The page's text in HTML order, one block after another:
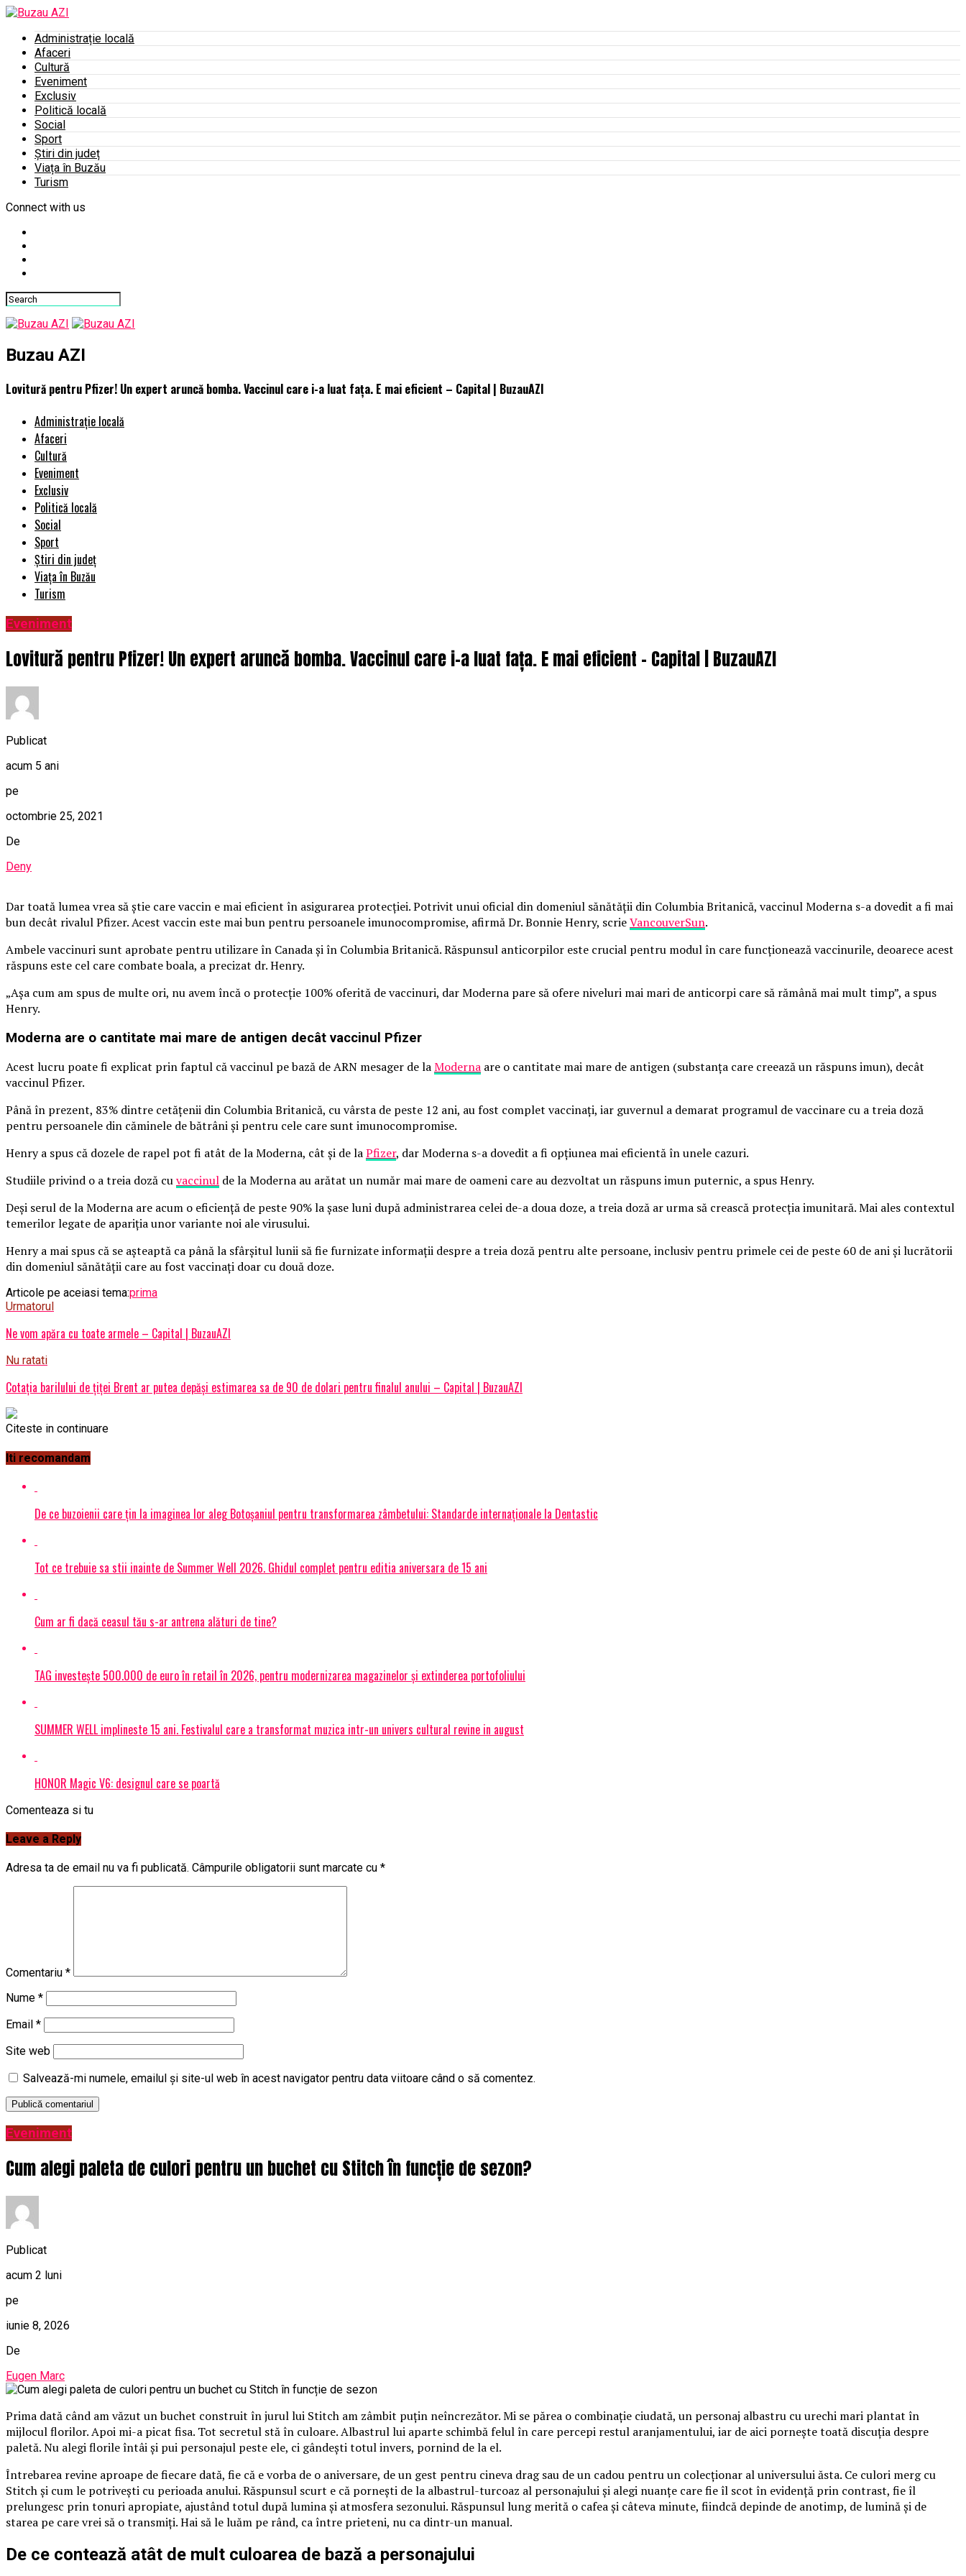
Administrație locală
Afaceri
Cultură
Eveniment
Exclusiv
Politică locală
Social
Sport
Știri din județ
Viața în Buzău
Turism
Connect with us
Buzau AZI
Lovitură pentru Pfizer! Un expert aruncă bomba. Vaccinul care i-a luat fața. E mai eficient – Capital | BuzauAZI
Administrație locală
Afaceri
Cultură
Eveniment
Exclusiv
Politică locală
Social
Sport
Știri din județ
Viața în Buzău
Turism
Eveniment
Lovitură pentru Pfizer! Un expert aruncă bomba. Vaccinul care i-a luat fața. E mai eficient – Capital | BuzauAZI
Publicat
acum 5 ani
pe
octombrie 25, 2021
De
Deny
Dar toată lumea vrea să știe care vaccin e mai eficient în asigurarea protecției. Potrivit unui oficial din domeniul sănătății din Columbia Britanică, vaccinul Moderna s-a dovedit a fi mai
bun decât rivalul Pfizer. Acest vaccin este mai bun pentru persoanele imunocompromise, afirmă Dr. Bonnie Henry, scrieVancouverSun.
Ambele vaccinuri sunt aprobate pentru utilizare în Canada și în Columbia Britanică. Răspunsul anticorpilor este crucial pentru modul în care funcționează vaccinurile, deoarece acest
răspuns este cel care combate boala, a precizat dr. Henry.
„Așa cum am spus de multe ori, nu avem încă o protecție 100% oferită de vaccinuri, dar Moderna pare să ofere niveluri mai mari de anticorpi care să rămână mai mult timp”, a spus
Henry.
Moderna are o cantitate mai mare de antigen decât vaccinul Pfizer
Acest lucru poate fi explicat prin faptul că vaccinul pe bază de ARN mesager de laModerna are o cantitate mai mare de antigen (substanța care creează un răspuns imun), decât
vaccinul Pfizer.
Până în prezent, 83% dintre cetățenii din Columbia Britanică, cu vârsta de peste 12 ani, au fost complet vaccinați, iar guvernul a demarat programul de vaccinare cu a treia doză
pentru persoanele din căminele de bătrâni și pentru cele care sunt imunocompromise.
Henry a spus că dozele de rapel pot fi atât de la Moderna, cât și de laPfizer, dar Moderna s-a dovedit a fi opțiunea mai eficientă în unele cazuri.
Studiile privind o a treia doză cuvaccinul de la Moderna au arătat un număr mai mare de oameni care au dezvoltat un răspuns imun puternic, a spus Henry.
Deşi serul de la Moderna are acum o eficienţă de peste 90% la şase luni după administrarea celei de-a doua doze, a treia doză ar urma să crească protecţia imunitară. Mai ales contextul
temerilor legate de apariţia unor variante noi ale virusului.
Henry a mai spus că se așteaptă ca până la sfârșitul lunii să fie furnizate informații despre a treia doză pentru alte persoane, inclusiv pentru primele cei de peste 60 de ani și lucrătorii
din domeniul sănătății care au fost vaccinați doar cu două doze.
Articole pe aceiasi tema:prima
Urmatorul
Ne vom apăra cu toate armele – Capital | BuzauAZI
Nu ratati
Cotaţia barilului de ţiţei Brent ar putea depăși estimarea sa de 90 de dolari pentru finalul anului – Capital | BuzauAZI
Citeste in continuare
Iti recomandam
De ce buzoienii care țin la imaginea lor aleg Botoșaniul pentru transformarea zâmbetului: Standarde internaționale la Dentastic
Tot ce trebuie sa stii inainte de Summer Well 2026. Ghidul complet pentru editia aniversara de 15 ani
Cum ar fi dacă ceasul tău s-ar antrena alături de tine?
TAG investește 500.000 de euro în retail în 2026, pentru modernizarea magazinelor și extinderea portofoliului
SUMMER WELL implineste 15 ani. Festivalul care a transformat muzica intr-un univers cultural revine in august
HONOR Magic V6: designul care se poartă
Comenteaza si tu
Leave a Reply
Adresa ta de email nu va fi publicată. Câmpurile obligatorii sunt marcate cu *
Comentariu *
Nume *
Email *
Site web
Salvează-mi numele, emailul și site-ul web în acest navigator pentru data viitoare când o să comentez.
Eveniment
Cum alegi paleta de culori pentru un buchet cu Stitch în funcție de sezon?
Publicat
acum 2 luni
pe
iunie 8, 2026
De
Eugen Marc
Prima dată când am văzut un buchet construit în jurul lui Stitch am zâmbit puțin neîncrezător. Mi se părea o combinație ciudată, un personaj albastru cu urechi mari plantat în
mijlocul florilor. Apoi mi-a picat fisa. Tot secretul stă în culoare. Albastrul lui aparte schimbă felul în care percepi restul aranjamentului, iar de aici pornește toată discuția despre
paletă. Nu alegi florile întâi și pui personajul peste ele, ci gândești totul invers, pornind de la el.
Întrebarea revine aproape de fiecare dată, fie că e vorba de o aniversare, de un gest pentru cineva drag sau de un cadou pentru un colecționar al universului ăsta. Ce culori merg cu
Stitch și cum le potrivești cu perioada anului. Răspunsul scurt e că pornești de la albastrul-turcoaz al personajului și alegi nuanțe care fie îl scot în evidență prin contrast, fie îl
prelungesc prin tonuri apropiate, ajustând totul după lumina și atmosfera sezonului. Răspunsul lung merită o cafea și câteva minute, fiindcă depinde de anotimp, de lumină și de
starea pe care vrei să o transmiți. Hai să le luăm pe rând, ca între prieteni, nu ca dintr-un manual.
De ce contează atât de mult culoarea de bază a personajului